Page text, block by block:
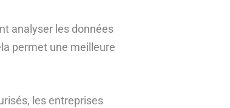
analyser les données
permet une meilleure
les entreprises